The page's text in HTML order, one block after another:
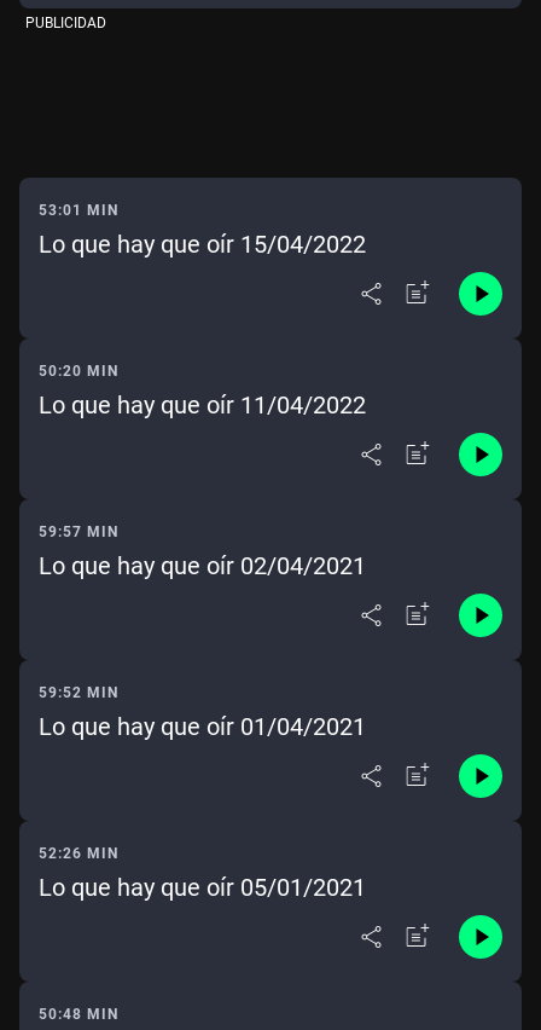
PUBLICIDAD
53:01 MIN
Lo que hay que oír 15/04/2022
50:20 MIN
Lo que hay que oír 11/04/2022
59:57 MIN
Lo que hay que oír 02/04/2021
59:52 MIN
Lo que hay que oír 01/04/2021
52:26 MIN
Lo que hay que oír 05/01/2021
50:48 MIN